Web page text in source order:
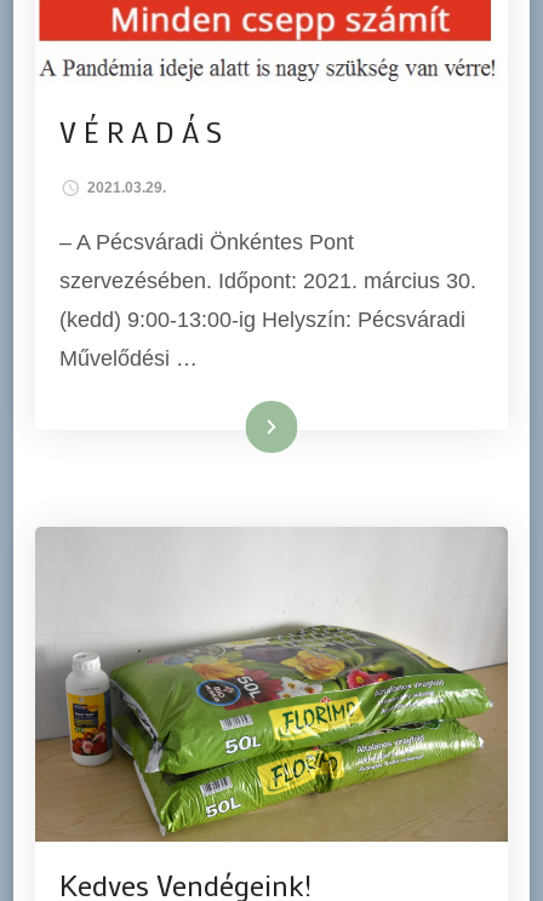
V É R A D Á S
2021.03.29.
– A Pécsváradi Önkéntes Pont
szervezésében. Időpont: 2021. március 30.
(kedd) 9:00-13:00-ig Helyszín: Pécsváradi
Művelődési …
Tovább
Kedves Vendégeink!